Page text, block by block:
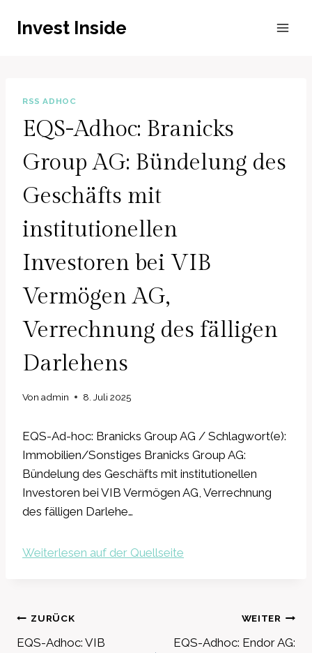
InhaltInvest Inside
RSS ADHOC
EQS-Adhoc: Branicks
Group AG: Bündelung des
Geschäfts mit
institutionellen
Investoren bei VIB
Vermögen AG,
Verrechnung des fälligen
Darlehens
Von admin 8. Juli 2025
EQS-Ad-hoc: Branicks Group AG / Schlagwort(e):
Immobilien/Sonstiges Branicks Group AG:
Bündelung des Geschäfts mit institutionellen
Investoren bei VIB Vermögen AG, Verrechnung
des fälligen Darlehe…
Weiterlesen auf der Quellseite
Beitragsnavigation
ZURÜCK
EQS-Adhoc: VIB
WEITER
EQS-Adhoc: Endor AG: